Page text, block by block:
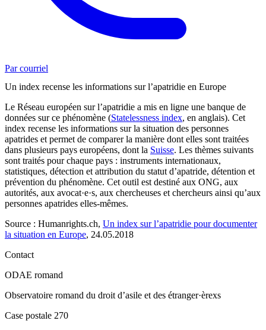
Par courriel
Un index recense les informations sur l’apatridie en Europe
Le Réseau européen sur l’apatridie a mis en ligne une banque de
données sur ce phénomène (Statelessness index, en anglais). Cet
index recense les informations sur la situation des personnes
apatrides et permet de comparer la manière dont elles sont traitées
dans plusieurs pays européens, dont la Suisse. Les thèmes suivants
sont traités pour chaque pays : instruments internationaux,
statistiques, détection et attribution du statut d’apatride, détention et
prévention du phénomène. Cet outil est destiné aux ONG, aux
autorités, aux avocat·e·s, aux chercheuses et chercheurs ainsi qu’aux
personnes apatrides elles-mêmes.
Source : Humanrights.ch, Un index sur l’apatridie pour documenter
la situation en Europe, 24.05.2018
Contact
ODAE romand
Observatoire romand du droit d’asile et des étranger·èrexs
Case postale 270